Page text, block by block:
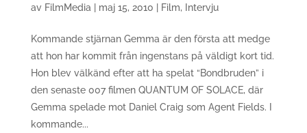
av FilmMedia maj 15, 2010 Film, Intervju
Kommande stjärnan Gemma är den första att medge
att hon har kommit från ingenstans på väldigt kort tid.
Hon blev välkänd efter att ha spelat “Bondbruden” i
den senaste 007 filmen QUANTUM OF SOLACE, där
Gemma spelade mot Daniel Craig som Agent Fields. I
kommande...